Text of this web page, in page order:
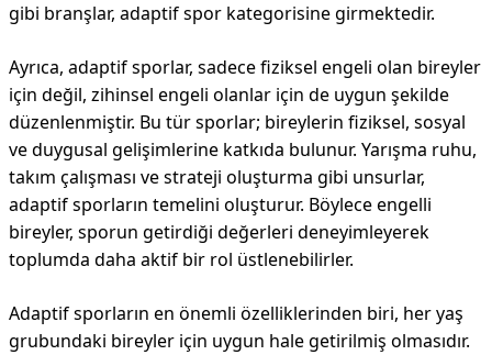
gibi branşlar, adaptif spor kategorisine girmektedir.
Ayrıca, adaptif sporlar, sadece fiziksel engeli olan bireyler
için değil, zihinsel engeli olanlar için de uygun şekilde
düzenlenmiştir. Bu tür sporlar; bireylerin fiziksel, sosyal
ve duygusal gelişimlerine katkıda bulunur. Yarışma ruhu,
takım çalışması ve strateji oluşturma gibi unsurlar,
adaptif sporların temelini oluşturur. Böylece engelli
bireyler, sporun getirdiği değerleri deneyimleyerek
toplumda daha aktif bir rol üstlenebilirler.
Adaptif sporların en önemli özelliklerinden biri, her yaş
grubundaki bireyler için uygun hale getirilmiş olmasıdır.